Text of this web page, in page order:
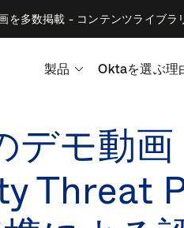
を多数掲載 - コンテンツライブラ
製品 Oktaを選ぶ理
デモ動
Threat